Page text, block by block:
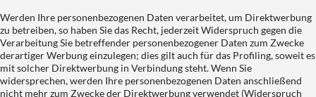
Werden Ihre personenbezogenen Daten verarbeitet, um Direktwerbung
zu betreiben, so haben Sie das Recht, jederzeit Widerspruch gegen die
Verarbeitung Sie betreffender personenbezogener Daten zum Zwecke
derartiger Werbung einzulegen; dies gilt auch für das Profiling, soweit es
mit solcher Direktwerbung in Verbindung steht. Wenn Sie
widersprechen, werden Ihre personenbezogenen Daten anschließend
nicht mehr zum Zwecke der Direktwerbung verwendet (Widerspruch